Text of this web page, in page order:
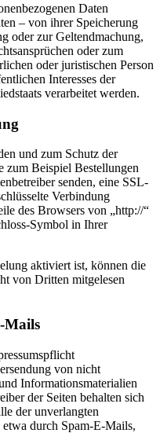
Daten
– von ihrer Speicherung
oder zur Geltendmachung,
oder zum
oder juristischen Person
Interesses der
verarbeitet werden.
und zum Schutz der
zum Beispiel Bestellungen
senden, eine SSL-
Verbindung
des Browsers von „http://“
Symbol in Ihrer
aktiviert ist, können die
von Dritten mitgelesen
Mails
von nicht
Informationsmaterialien
der Seiten behalten sich
der unverlangten
durch Spam-E-Mails,